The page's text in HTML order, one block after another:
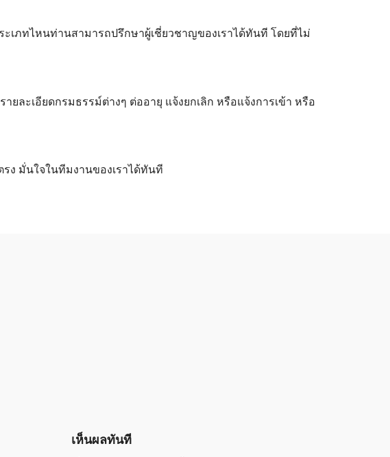
เภทไหนท่านสามารถปรึกษาผู้เชี่ยวชาญของเราได้ทันที โดยที่ไม่
ละเอียดกรมธรรม์ต่างๆ ต่ออายุ แจ้งยกเลิก หรือแจ้งการเข้า หรือ
ง มั่นใจในทีมงานของเราได้ทันที
เห็นผลทันที